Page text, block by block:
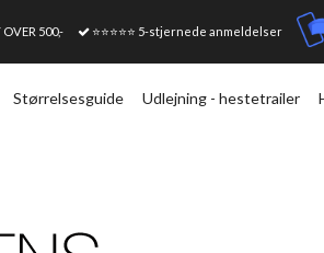
500,- ⭐⭐⭐⭐⭐ 5-stjernede anmeldelser
Størrelsesguide Udlejning - hestetrailer